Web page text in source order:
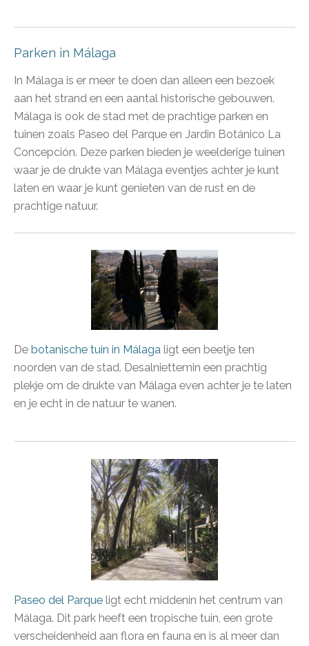
Parken in Málaga
In Málaga is er meer te doen dan alleen een bezoek
aan het strand en een aantal historische gebouwen.
Málaga is ook de stad met de prachtige parken en
tuinen zoals Paseo del Parque en Jardin Botánico La
Concepción. Deze parken bieden je weelderige tuinen
waar je de drukte van Málaga eventjes achter je kunt
laten en waar je kunt genieten van de rust en de
prachtige natuur.
De botanische tuin in Málaga ligt een beetje ten
noorden van de stad. Desalniettemin een prachtig
plekje om de drukte van Málaga even achter je te laten
en je echt in de natuur te wanen.
Paseo del Parque ligt echt middenin het centrum van
Málaga. Dit park heeft een tropische tuin, een grote
verscheidenheid aan flora en fauna en is al meer dan